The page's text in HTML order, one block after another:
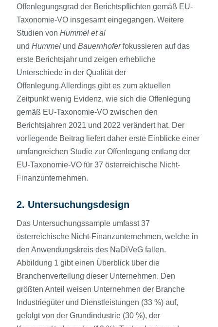
Offenlegungsgrad der Berichtspflichten gemäß EU-
Taxonomie-VO insgesamt eingegangen. Weitere
Studien von Hummel et al
und Hummelund Bauernhoferfokussieren auf das
erste Berichtsjahr und zeigen erhebliche
Unterschiede in der Qualität der
Offenlegung.Allerdings gibt es zum aktuellen
Zeitpunkt wenig Evidenz, wie sich die Offenlegung
gemäß EU-Taxonomie-VO zwischen den
Berichtsjahren 2021 und 2022 verändert hat. Der
vorliegende Beitrag liefert daher erste Einblicke einer
umfangreichen Studie zur Offenlegung entlang der
EU-Taxonomie-VO für 37 österreichische Nicht-
Finanzunternehmen.
2. Untersuchungsdesign
Das Untersuchungssample umfasst 37
österreichische Nicht-Finanzunternehmen, welche in
den Anwendungskreis des NaDiVeG fallen.
Abbildung 1 gibt einen Überblick über die
Branchenverteilung dieser Unternehmen. Den
größten Anteil weisen Unternehmen der Branche
Industriegüter und Dienstleistungen (33 %) auf,
gefolgt von der Grundindustrie (30 %), der